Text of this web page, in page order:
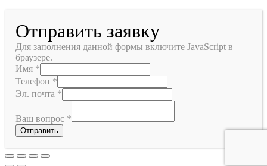
Отправить заявку
Для заполнения данной формы включите JavaScript в
браузере.
Имя *
Телефон *
Эл. почта *
Ваш вопрос *
Отправить